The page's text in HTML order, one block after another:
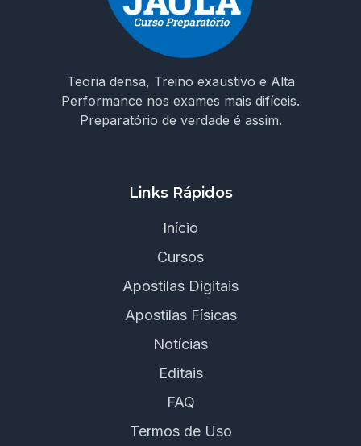
Teoria densa, Treino exaustivo e Alta
Performance nos exames mais difíceis.
Preparatório de verdade é assim.
Links Rápidos
Início
Cursos
Apostilas Digitais
Apostilas Físicas
Notícias
Editais
FAQ
Termos de Uso